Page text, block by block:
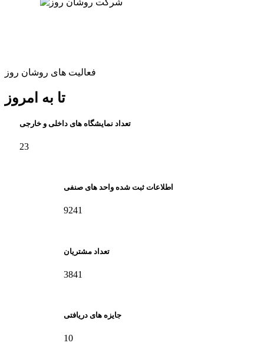
فعالیت های روشان روز
تا به امروز
تعداد نمایشگاه های داخلی و خارجی
23
اطلاعات ثبت شده واحد های صنفی
9241
تعداد مشتریان
3841
جایزه های دریافتی
10